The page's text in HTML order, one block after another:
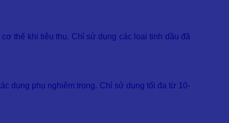
thể khi tiêu thụ. Chỉ sử dụng các loại tinh dầu đã
dụng phụ nghiêm trọng. Chỉ sử dụng tối đa từ 10-